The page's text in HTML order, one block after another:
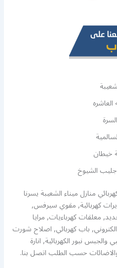
منازل ميناء الشعيبة يسرنا
كهربائية, مقوي سيرفس,
معلقات كهرباءيات, مرايا
باب كهربائي, اصلاح شورت
نبور الكهربائية, انارة
والاضائات حسب الطلب اتصل بنا.